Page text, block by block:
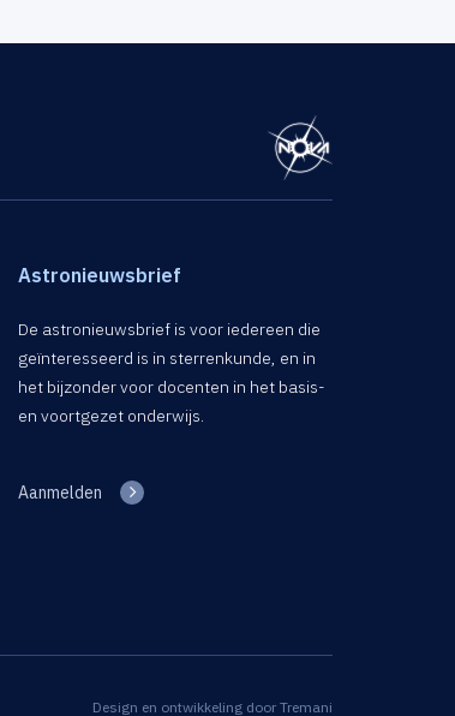
Astronieuwsbrief
De astronieuwsbrief is voor iedereen die
geïnteresseerd is in sterrenkunde, en in
het bijzonder voor docenten in het basis-
en voortgezet onderwijs.
Aanmelden
Design en ontwikkeling door Tremani